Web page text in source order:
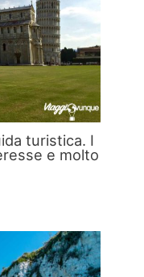
turistica. I
e molto